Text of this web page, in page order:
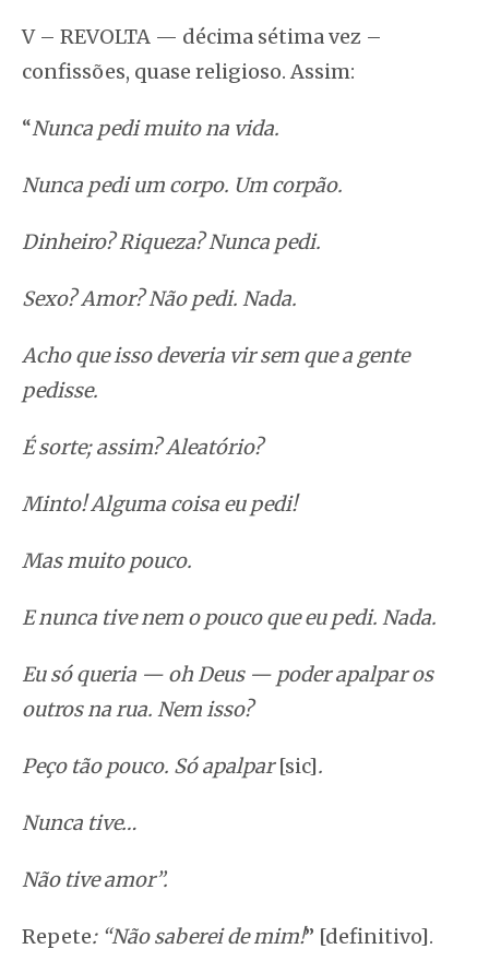
V – REVOLTA — décima sétima vez –
confissões, quase religioso. Assim:
“Nunca pedi muito na vida.
Nunca pedi um corpo. Um corpão.
Dinheiro? Riqueza? Nunca pedi.
Sexo? Amor? Não pedi. Nada.
Acho que isso deveria vir sem que a gente
pedisse.
É sorte; assim? Aleatório?
Minto! Alguma coisa eu pedi!
Mas muito pouco.
E nunca tive nem o pouco que eu pedi. Nada.
Eu só queria — oh Deus — poder apalpar os
outros na rua. Nem isso?
Peço tão pouco. Só apalpar[sic].
Nunca tive…
Não tive amor”.
Repete: “Não saberei de mim!” [definitivo].